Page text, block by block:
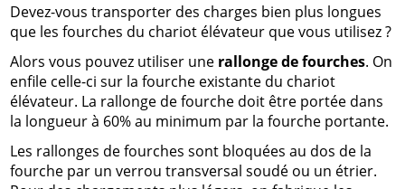
Devez-vous transporter des charges bien plus longues
que les fourches du chariot élévateur que vous utilisez ?
Alors vous pouvez utiliser une rallonge de fourches. On
enfile celle-ci sur la fourche existante du chariot
élévateur. La rallonge de fourche doit être portée dans
la longueur à 60% au minimum par la fourche portante.
Les rallonges de fourches sont bloquées au dos de la
fourche par un verrou transversal soudé ou un étrier.